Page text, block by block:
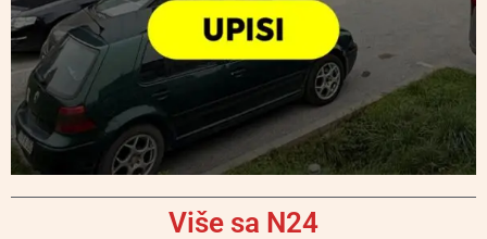
Više sa N24